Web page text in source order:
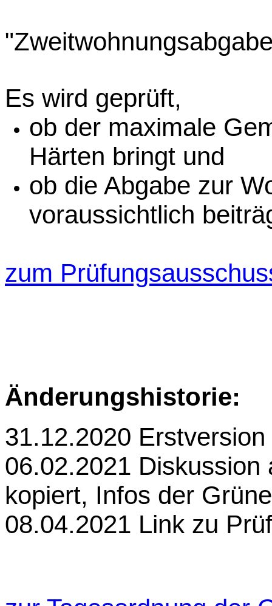
"
Es wird geprüft,
ob der maximale
Härten bringt und
ob die Abgabe zur
voraussichtlich
zum
Änderungshistorie:
31.12.2020 Erstversion
06.02.2021
kopiert, Infos der
08.04.2021 Link zu